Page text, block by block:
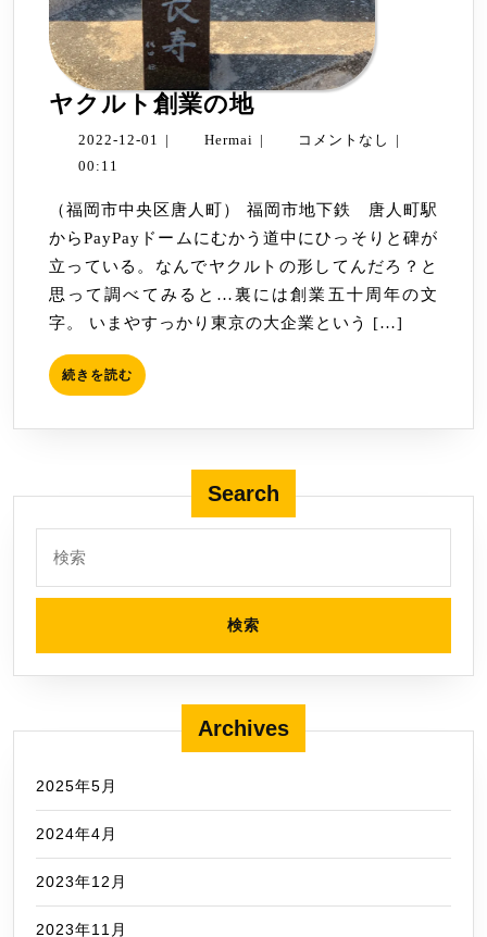
ヤクルト創業の地ヤ
ク
創
業
の
地
2022-12-01 2022-
| Hermai Hermai
| コメントなし
|
00:11
（福岡市中央区唐人町） 福岡市地下鉄 唐人町駅
からPayPayドームにむかう道中にひっそりと碑が
立っている。なんでヤクルトの形してんだろ？と
思って調べてみると…裏には創業五十周年の文
字。 いまやすっかり東京の大企業という […]
続きを読む 続
き
読
Search
索:
Archives
2025年5月
2024年4月
2023年12月
2023年11月